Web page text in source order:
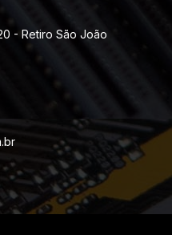
- Retiro São João